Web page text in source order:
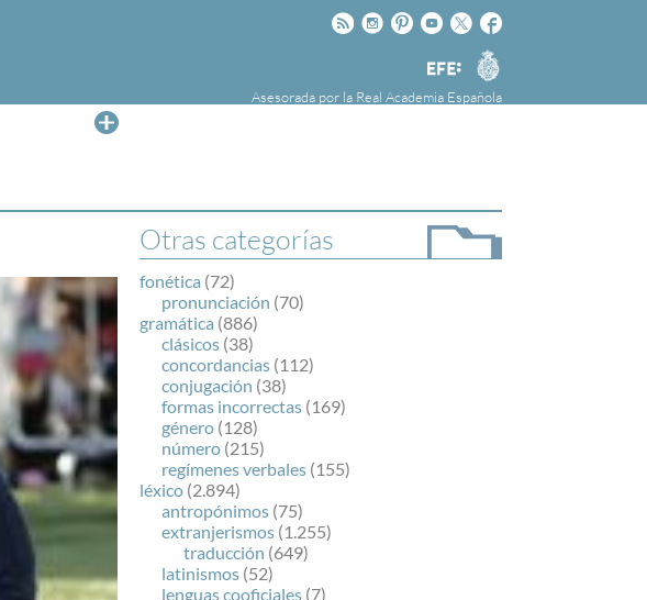
Facebook
Twitter
Youtube
Pinteres
Instagram
Rss
Agencia
EFE
Asesorada por la Real Academia Española
la Agencia Efe y la Real Academia Española,
cuyo objetivo es colaborar con el buen uso del
español en los medios de comunicación y en
Internet.
Otras categorías
fonética (72)
pronunciación (70)
gramática (886)
clásicos (38)
concordancias (112)
conjugación (38)
formas incorrectas (169)
género (128)
número (215)
regímenes verbales (155)
léxico (2.894)
antropónimos (75)
extranjerismos (1.255)
traducción (649)
latinismos (52)
lenguas cooficiales (7)